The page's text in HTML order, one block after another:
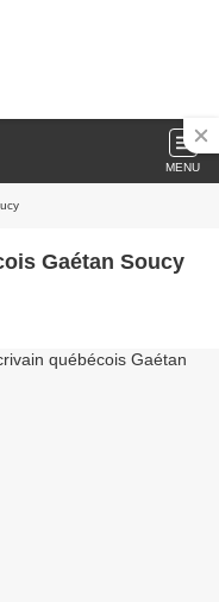
MENU
Gaétan Soucy